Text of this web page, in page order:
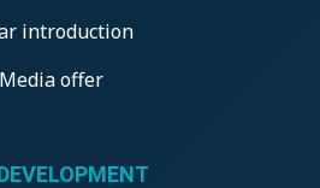
introduction
Media offer